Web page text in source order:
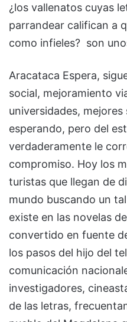
¿los vallenatos cuyas
parrandear califican a
como infieles? son
Aracataca Espera,
social, mejoramiento
universidades,
esperando, pero del
verdaderamente le
compromiso. Hoy los
turistas que llegan de
mundo buscando un
existe en las novelas
convertido en fuente
los pasos del hijo del
comunicación
investigadores,
de las letras,